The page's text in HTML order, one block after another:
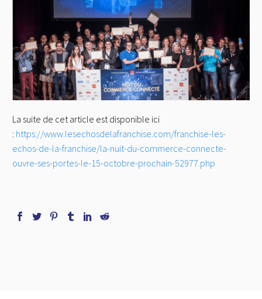
La suite de cet article est disponible ici
: https://www.lesechosdelafranchise.com/franchise-les-
echos-de-la-franchise/la-nuit-du-commerce-connecte-
ouvre-ses-portes-le-15-octobre-prochain-52977.php